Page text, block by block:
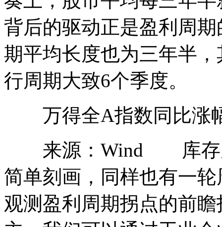
背后的驱动正是盈利周
期平均长度也为三年半
行周期大致6个季度。
万得全A指数同比涨
来源：Wind 库存周
简单刻画，同样也有一
观测盈利周期拐点的前